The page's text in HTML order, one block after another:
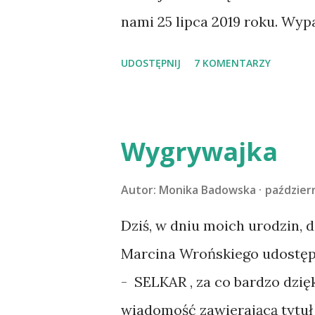
nami 25 lipca 2019 roku.
przeczytacie TUTAJ i
codzienności z psem, a
na wspólny jesienny wyjazd
psica miała atak padaczki,
wdrożyliśmy leczenie i od
wspólnym życiem
UDOSTĘPNIJ 7 KOMENTARZY
Wygrywajka
Autor: Monika Badowska
Dziś, w dniu moich urodzin,
Marcina Wrońskiego
- SELKAR , za co bardzo
wiadomość zawierającą